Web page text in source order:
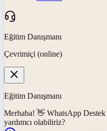
Eğitim Danışmanı
Çevrimiçi (online)
Eğitim Danışmanı
Merhaba! 👋 WhatsApp Destek
yardımcı olabiliriz?